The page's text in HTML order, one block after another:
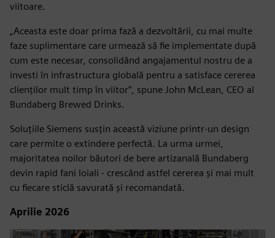
viitoare.
„Aceasta este doar prima fază a dezvoltării, cu mai multe
faze suplimentare care urmează să fie implementate după
cum este necesar, consolidând angajamentul nostru de a
investi în infrastructura globală pentru a satisface cererea
clienților mult timp în viitor”, spune John McLean, CEO al
Bundaberg Brewed Drinks.
Soluțiile Siemens susțin această viziune printr-un design
care permite o extindere perfectă. La urma urmei,
majoritatea noilor băutori de bere artizanală Bundaberg
devin rapid fani loiali - crescând astfel cererea și mai mult
cu fiecare sticlă savurată și recomandată.
Aprilie 2026